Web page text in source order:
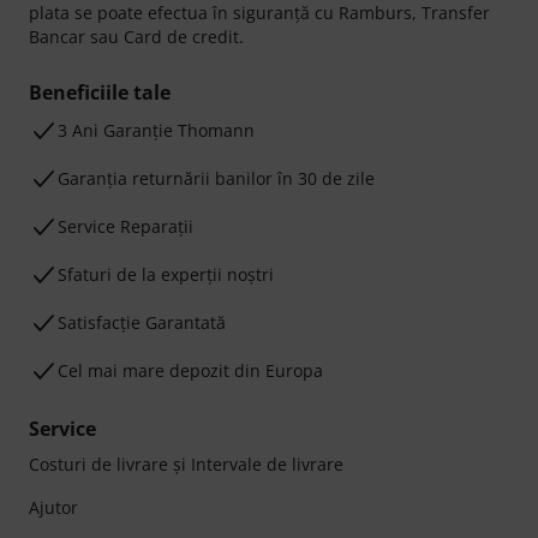
plata se poate efectua în siguranță cu Ramburs, Transfer
Bancar sau Card de credit.
Beneficiile tale
3 Ani Garanție Thomann
Garanţia returnării banilor în 30 de zile
Service Reparații
Sfaturi de la experții noștri
Satisfacție Garantată
Cel mai mare depozit din Europa
Service
Costuri de livrare şi Intervale de livrare
Ajutor